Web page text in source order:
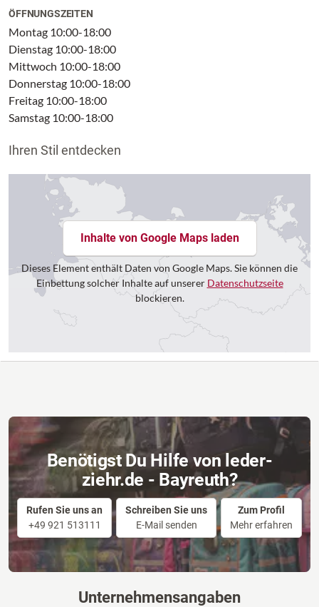
ÖFFNUNGSZEITEN
Montag 10:00-18:00
Dienstag 10:00-18:00
Mittwoch 10:00-18:00
Donnerstag 10:00-18:00
Freitag 10:00-18:00
Samstag 10:00-18:00
Ihren Stil entdecken
Inhalte von Google Maps laden
Dieses Element enthält Daten von Google Maps. Sie können die
Einbettung solcher Inhalte auf unserer Datenschutzseite
blockieren.
Benötigst Du Hilfe von leder-
ziehr.de - Bayreuth?
Rufen Sie uns an
+49 921 513111
Schreiben Sie uns
E-Mail senden
Zum Profil
Mehr erfahren
Unternehmensangaben